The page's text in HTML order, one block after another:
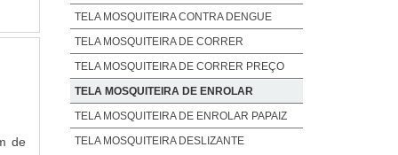
de
TELA MOSQUITEIRA CONTRA DENGUE
TELA MOSQUITEIRA DE CORRER
TELA MOSQUITEIRA DE CORRER PREÇO
TELA MOSQUITEIRA DE ENROLAR
TELA MOSQUITEIRA DE ENROLAR PAPAIZ
TELA MOSQUITEIRA DESLIZANTE